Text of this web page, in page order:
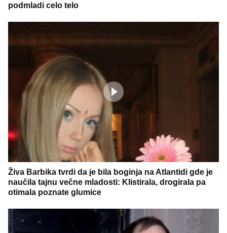
podmladi celo telo
Živa Barbika tvrdi da je bila boginja na Atlantidi gde je
naučila tajnu večne mladosti: Klistirala, drogirala pa
otimala poznate glumice